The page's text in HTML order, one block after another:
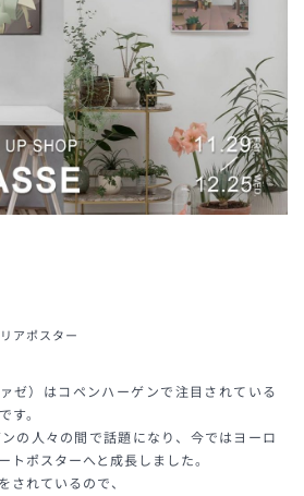
アポスター
ゼ）はコペンハーゲンで注目されている
す。
の人々の間で話題になり、今ではヨーロ
トポスターへと成長しました。
されているので、